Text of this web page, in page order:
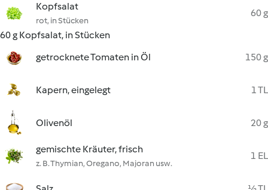
Kopfsalat
rot, in Stücken
60 g
60 g Kopfsalat, in Stücken
getrocknete Tomaten in Öl
150 g
Kapern, eingelegt 1 TL
Olivenöl 20 g
gemischte Kräuter, frisch
z. B. Thymian, Oregano, Majoran usw.
1 EL